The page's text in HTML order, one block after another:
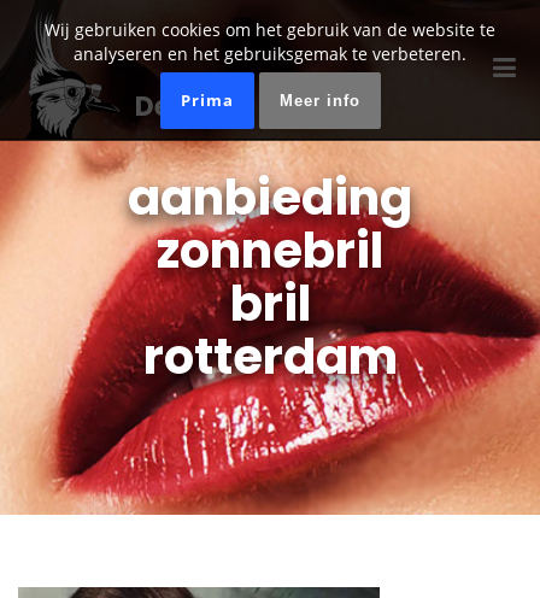
Wij gebruiken cookies om het gebruik van de website te
analyseren en het gebruiksgemak te verbeteren.
Prima Meer info
De Kievit Optiek
aanbieding
zonnebril
bril
rotterdam